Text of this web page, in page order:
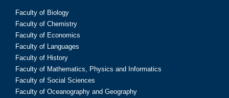
Faculty of Biology
Faculty of Chemistry
Faculty of Economics
Faculty of Languages
Faculty of History
Faculty of Mathematics, Physics and Informatics
Faculty of Social Sciences
Faculty of Oceanography and Geography